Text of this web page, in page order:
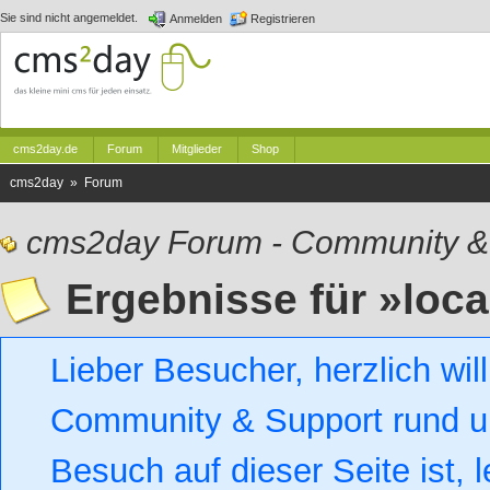
Sie sind nicht angemeldet. Anmelden Registrieren
cms2day.de Forum Mitglieder Shop
cms2day » Forum
cms2day Forum - Community
Ergebnisse für
Lieber Besucher, herzlich
Community & Support rund
Besuch auf dieser Seite ist,